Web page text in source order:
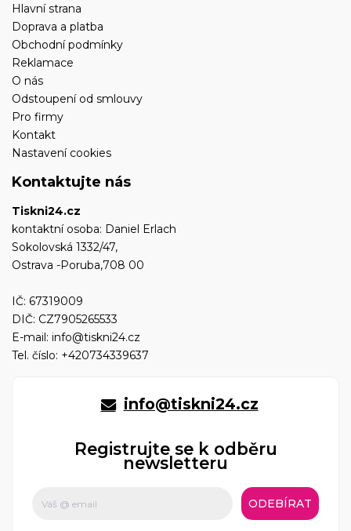
Hlavní strana
Doprava a platba
Obchodní podmínky
Reklamace
O nás
Odstoupení od smlouvy
Pro firmy
Kontakt
Nastavení cookies
Kontaktujte nás
Tiskni24.cz
kontaktní osoba: Daniel Erlach
Sokolovská 1332/47,
Ostrava -Poruba,708 00
IČ: 67319009
DIČ: CZ7905265533
E-mail: info@tiskni24.cz
Tel. číslo: +420734339637
info@tiskni24.cz
Registrujte se k odběru
newsletteru
ODEBÍRAT